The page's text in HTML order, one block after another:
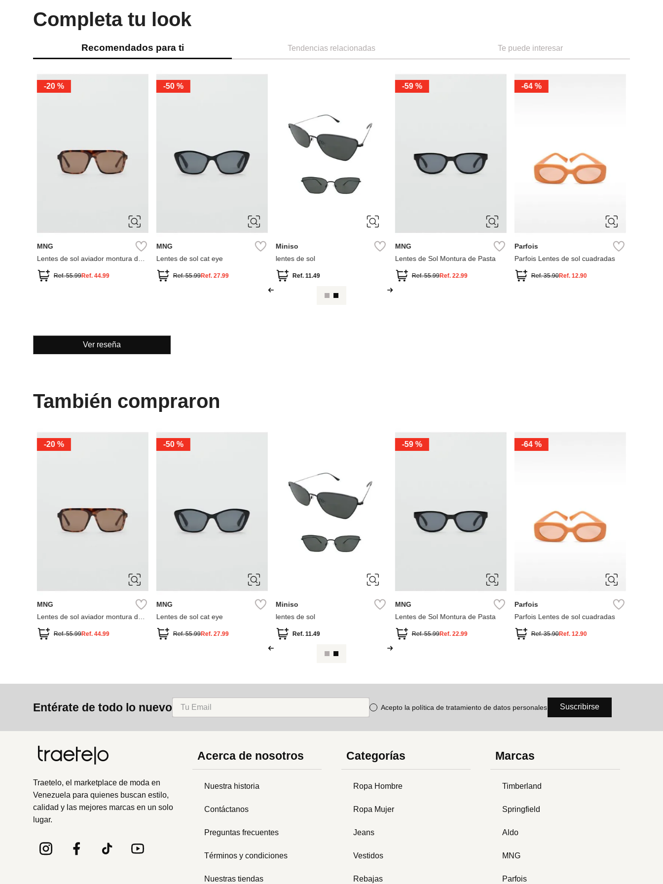
Completa tu look
Recomendados para ti Tendencias relacionadas Te puede interesar
-20 %
MNG
Lentes de sol aviador montura de
Ref.55.99Ref.44.99
-50 %
MNG
Lentes de sol cat eye
Ref.55.99Ref.27.99
Miniso
lentes de sol
Ref. 11.49
-59 %
MNG
Lentes de Sol Montura de Pasta
Ref.55.99Ref.22.99
-64 %
Parfois
Parfois Lentes de sol cuadradas
Ref.35.90Ref. 12.90
Ver reseña
También compraron
-20 %
MNG
Lentes de sol aviador montura de
Ref.55.99Ref.44.99
-50 %
MNG
Lentes de sol cat eye
Ref.55.99Ref.27.99
Miniso
lentes de sol
Ref. 11.49
-59 %
MNG
Lentes de Sol Montura de Pasta
Ref.55.99Ref.22.99
-64 %
Parfois
Parfois Lentes de sol cuadradas
Ref.35.90Ref. 12.90
Entérate de todo lo nuevo Acepto la política de tratamiento de datos personales Suscribirse
Traetelo, el marketplace de moda en
Venezuela para quienes buscan estilo,
calidad y las mejores marcas en un solo
lugar.
Acerca de nosotros
Nuestra historia
Contáctanos
Preguntas frecuentes
Términos y condiciones
Nuestras tiendas
Categorías
Ropa Hombre
Ropa Mujer
Jeans
Vestidos
Rebajas
Marcas
Timberland
Springfield
Aldo
MNG
Parfois